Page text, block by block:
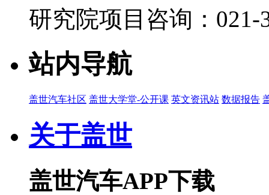
研究院项目咨询：021-
站内导航
盖世汽车社区 盖世大学堂-公开课 英文资讯站 数据报告
关于盖世
盖世汽车APP下载